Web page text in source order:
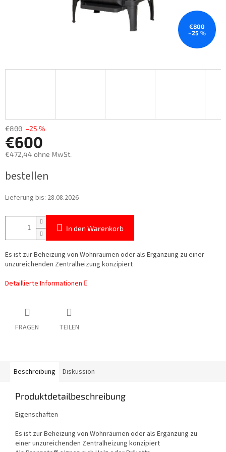
€800
–25 %
€800 –25 %
€600
€472,44 ohne MwSt.
bestellen
Lieferung bis: 28.08.2026
In den Warenkorb
Es ist zur Beheizung von Wohnräumen oder als Ergänzung zu einer
unzureichenden Zentralheizung konzipiert
Detaillierte Informationen
FRAGEN TEILEN
Beschreibung Diskussion
Produktdetailbeschreibung
Eigenschaften
Es ist zur Beheizung von Wohnräumen oder als Ergänzung zu
einer unzureichenden Zentralheizung konzipiert